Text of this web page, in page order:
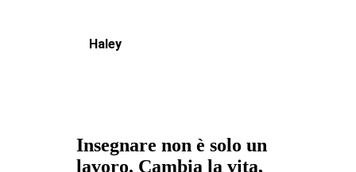
Haley
Insegnare non è solo un
lavoro. Cambia la vita,